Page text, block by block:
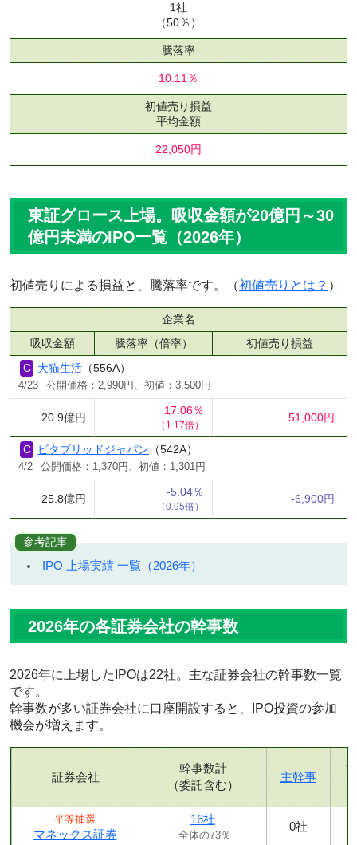
1社
（50％）
騰落率
10.11％
初値売り損益
平均金額
22,050円
東証グロース上場。吸収金額が20億円～30
億円未満のIPO一覧（2026年）
初値売りによる損益と、騰落率です。（初値売りとは？ ）
企業名
吸収金額
騰落率（倍率）
初値売り損益
犬猫生活 （556A）
4/23 公開価格：2,990円、初値：3,500円
20.9億円
17.06％
（1.17倍）
51,000円
ビタブリッドジャパン （542A）
4/2 公開価格：1,370円、初値：1,301円
25.8億円
-5.04％
（0.95倍）
-6,900円
参考記事
IPO 上場実績 一覧（2026年）
2026年の各証券会社の幹事数
2026年に上場したIPOは22社。主な証券会社の幹事数一覧
です。
幹事数が多い証券会社に口座開設すると、IPO投資の参加
機会が増えます。
証券会社
幹事数計
（委託含む）
主幹事
平等抽選
マネックス証券
16社
全体の73％
0社